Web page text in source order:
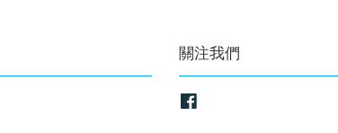
關注我們